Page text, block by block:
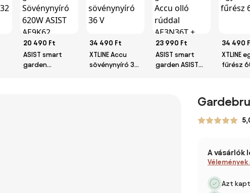
20 490 Ft
ASIST smart
garden
34 490 Ft
XTLINE Accu
sövénynyíró 36
23 990 Ft
ASIST smart
garden ASIST
34 490
XTLINE
fűrész
A vásárlók
Azt